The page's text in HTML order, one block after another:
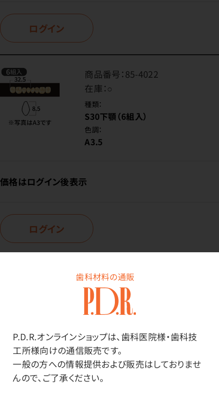
歯科材料の通販
P.D.R.オンラインショップは、歯科医院様・歯科技
工所様向けの通信販売です。
一般の方への情報提供および販売はしておりませ
んので、ご了承ください。
ログイン
商品番号：85-4022
在庫：○
種類：
S30下顎（6組入）
色調：
A3.5
価格はログイン後表示
ログイン
商品番号：85-9284
在庫：○
種類：
S32上顎（6組入）
A2
価格はログイン後表示